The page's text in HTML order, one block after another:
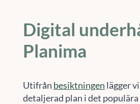
Digital
Planima
Utifrån besiktningen lägger
detaljerad plan i det